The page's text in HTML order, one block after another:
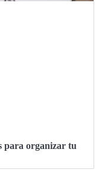
para organizar tu